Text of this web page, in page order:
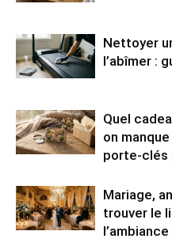
Nettoyer
l’abîmer :
Quel
on
porte-clés
Mariage,
trouver le